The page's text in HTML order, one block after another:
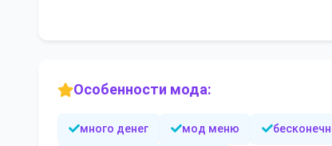
Особенности мода:
много денег мод меню